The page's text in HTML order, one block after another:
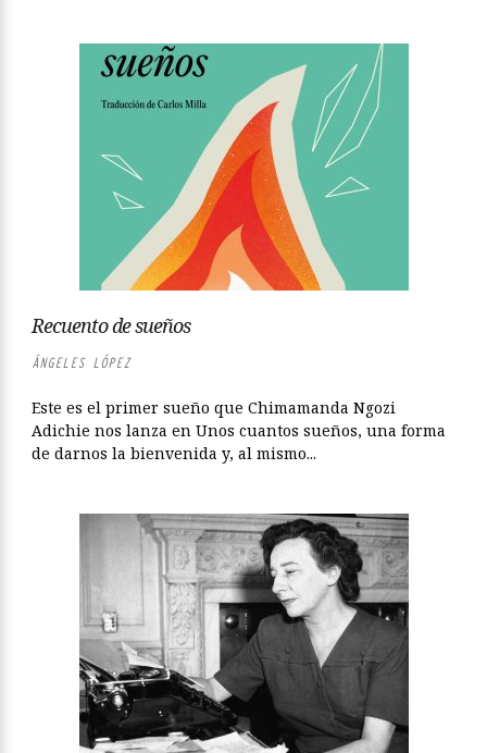
Recuento de sueños
ÁNGELES LÓPEZ
Este es el primer sueño que Chimamanda Ngozi
Adichie nos lanza en Unos cuantos sueños, una forma
de darnos la bienvenida y, al mismo...